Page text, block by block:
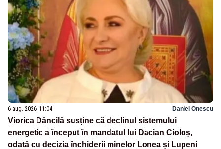
6 aug. 2026, 11:04 Daniel Onescu
Viorica Dăncilă susține că declinul sistemului
energetic a început în mandatul lui Dacian Cioloș,
odată cu decizia închiderii minelor Lonea și Lupeni